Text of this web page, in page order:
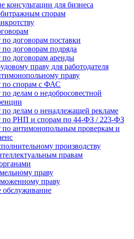
консультации для бизнеса
спорам
договорам поставки
договорам подряда
договорам аренды
праву для работодателя
праву
спорам с ФАС
делам о недобросовестной
делам о ненадлежащей рекламе
РНП и спорам по 44-ФЗ / 223-ФЗ
антимонопольным проверкам и
производству
правам
праву
праву
обслуживание